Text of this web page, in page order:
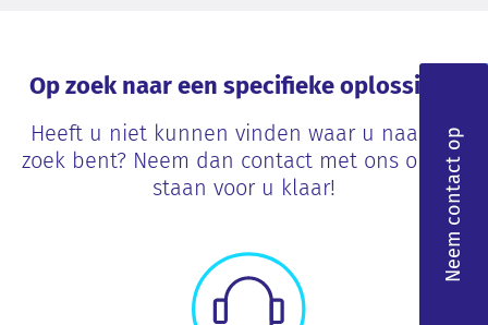
Neem contact op
Op zoek naar een specifieke oplossing?
Heeft u niet kunnen vinden waar u naar op
zoek bent? Neem dan contact met ons op, wij
staan voor u klaar!